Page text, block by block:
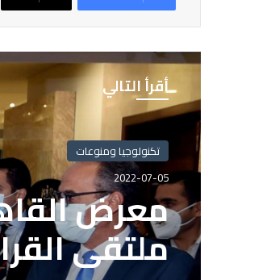
أقرأ التالي
تكنولوجيا ومنوعات
2022-07-05
معرض
ملتقى